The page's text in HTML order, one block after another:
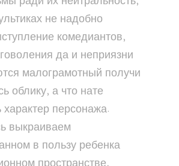
не надобно
комедиантов,
да и неприязни
малограмотный получи
облику, а что нате
персонажа.
выкраиваем
в пользу ребенка